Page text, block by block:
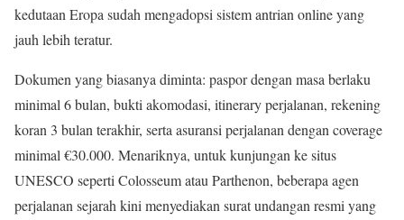
kedutaan Eropa sudah mengadopsi sistem antrian online yang
jauh lebih teratur.
Dokumen yang biasanya diminta: paspor dengan masa berlaku
minimal 6 bulan, bukti akomodasi, itinerary perjalanan, rekening
koran 3 bulan terakhir, serta asuransi perjalanan dengan coverage
minimal €30.000. Menariknya, untuk kunjungan ke situs
UNESCO seperti Colosseum atau Parthenon, beberapa agen
perjalanan sejarah kini menyediakan surat undangan resmi yang